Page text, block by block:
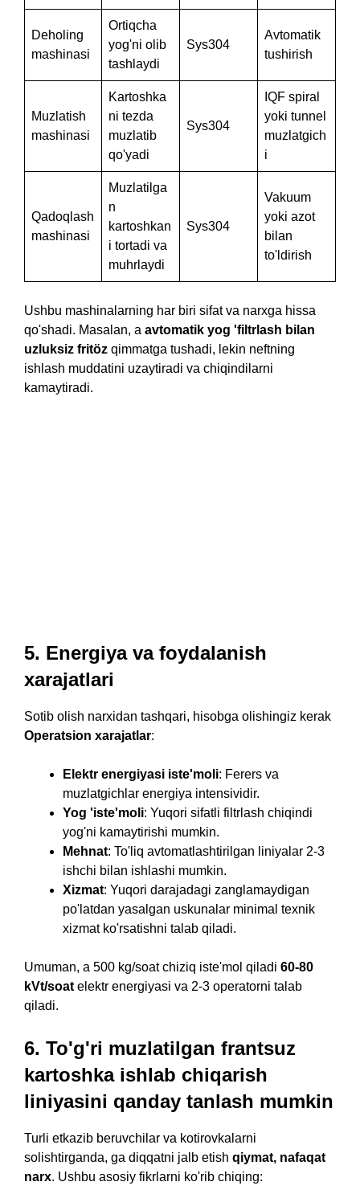
Deholing
mashinasi
Ortiqcha
yog'ni olib
tashlaydi
Sys304
Avtomatik
tushirish
Muzlatish
mashinasi
Kartoshka
ni tezda
muzlatib
qo'yadi
Sys304
IQF spiral
yoki tunnel
muzlatgich
i
Qadoqlash
mashinasi
Muzlatilga
n
kartoshkan
i tortadi va
muhrlaydi
Sys304
Vakuum
yoki azot
bilan
to'ldirish
Ushbu mashinalarning har biri sifat va narxga hissa
qo'shadi. Masalan, a avtomatik yog 'filtrlash bilan
uzluksiz fritöz qimmatga tushadi, lekin neftning
ishlash muddatini uzaytiradi va chiqindilarni
kamaytiradi.
5. Energiya va foydalanish
xarajatlari
Sotib olish narxidan tashqari, hisobga olishingiz kerak
Operatsion xarajatlar:
Elektr energiyasi iste'moli: Ferers va
muzlatgichlar energiya intensividir.
Yog 'iste'moli: Yuqori sifatli filtrlash chiqindi
yog'ni kamaytirishi mumkin.
Mehnat: To'liq avtomatlashtirilgan liniyalar 2-3
ishchi bilan ishlashi mumkin.
Xizmat: Yuqori darajadagi zanglamaydigan
po'latdan yasalgan uskunalar minimal texnik
xizmat ko'rsatishni talab qiladi.
Umuman, a 500 kg/soat chiziq iste'mol qiladi 60-80
kVt/soat elektr energiyasi va 2-3 operatorni talab
qiladi.
6. To'g'ri muzlatilgan frantsuz
kartoshka ishlab chiqarish
liniyasini qanday tanlash mumkin
Turli etkazib beruvchilar va kotirovkalarni
solishtirganda, ga diqqatni jalb etish qiymat, nafaqat
narx. Ushbu asosiy fikrlarni ko'rib chiqing: